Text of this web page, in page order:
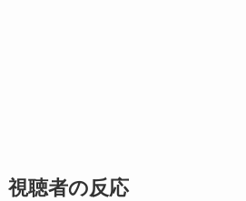
視聴者の反応